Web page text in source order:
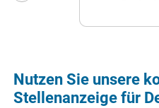
Nutzen Sie unsere
Stellenanzeige für